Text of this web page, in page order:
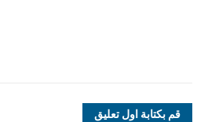
قم بكتابة اول تعليق